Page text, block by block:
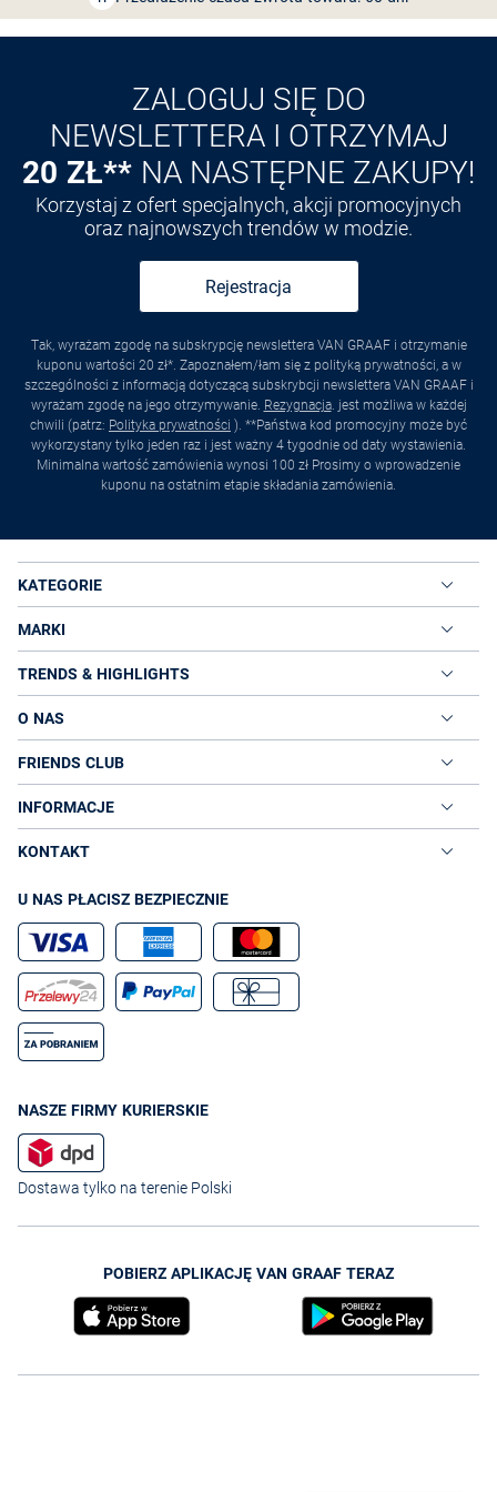
ZALOGUJ SIĘ DO
NEWSLETTERA I OTRZYMAJ
20 ZŁ** NA NASTĘPNE ZAKUPY!
Korzystaj z ofert specjalnych, akcji promocyjnych
oraz najnowszych trendów w modzie.
Rejestracja
Tak, wyrażam zgodę na subskrypcję newslettera VAN GRAAF i otrzymanie
kuponu wartości 20 zł*. Zapoznałem/łam się z polityką prywatności, a w
szczególności z informacją dotyczącą subskrybcji newslettera VAN GRAAF i
wyrażam zgodę na jego otrzymywanie. Rezygnacja. jest możliwa w każdej
chwili (patrz: Polityka prywatności ). **Państwa kod promocyjny może być
wykorzystany tylko jeden raz i jest ważny 4 tygodnie od daty wystawienia.
Minimalna wartość zamówienia wynosi 100 zł Prosimy o wprowadzenie
kuponu na ostatnim etapie składania zamówienia.
KATEGORIE
MARKI
TRENDS & HIGHLIGHTS
O NAS
FRIENDS CLUB
INFORMACJE
KONTAKT
U NAS PŁACISZ BEZPIECZNIE
NASZE FIRMY KURIERSKIE
Dostawa tylko na terenie Polski
POBIERZ APLIKACJĘ VAN GRAAF TERAZ